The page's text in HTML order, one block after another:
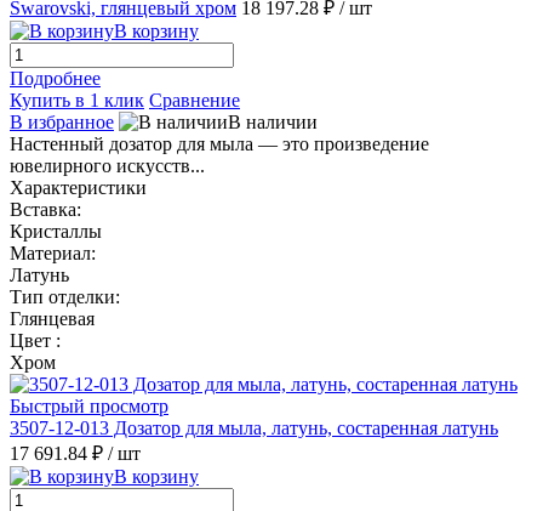
Swarovski, глянцевый хром 18 197.28 ₽ / шт
В корзину
Подробнее
Купить в 1 клик Сравнение
В избранное
В наличии
Настенный дозатор для мыла — это произведение
ювелирного искусств...
Характеристики
Вставка:
Кристаллы
Материал:
Латунь
Тип отделки:
Глянцевая
Цвет :
Хром
Быстрый просмотр
3507-12-013 Дозатор для мыла, латунь, состаренная латунь
17 691.84 ₽ / шт
В корзину